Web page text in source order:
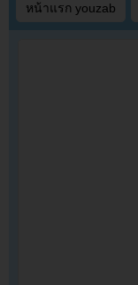
หน้าแรก youzab